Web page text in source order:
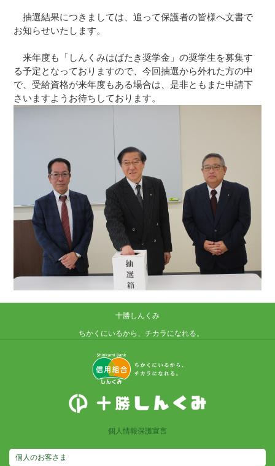
抽選結果につきましては、追って保護者の皆様へ文書で
お知らせいたします。
来年度も「しんくみはばたき奨学金」の奨学生を募集す
る予定となっておりますので、今回抽選から外れた方の中
で、受給資格が来年度もある場合は、是非ともまた申請下
さいますようお待ちしております。
十勝しんくみ
ちかくにいるから、チカラになれる。
個人情報保護宣言
個人のお客さま